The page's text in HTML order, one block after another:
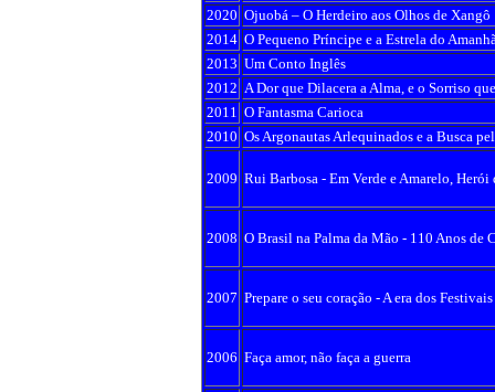
2020 Ojuobá – O Herdeiro aos Olhos de Xangô
2014 O Pequeno Príncipe e a Estrela do
2013 Um Conto Inglês
2012 A Dor que Dilacera a Alma, e o Sorriso
2011 O Fantasma Carioca
2010 Os Argonautas Arlequinados e a Busca
2009 Rui Barbosa - Em Verde e Amarelo,
2008 O Brasil na Palma da Mão - 110 Anos
2007 Prepare o seu coração - A era dos Festivais
2006 Faça amor, não faça a guerra